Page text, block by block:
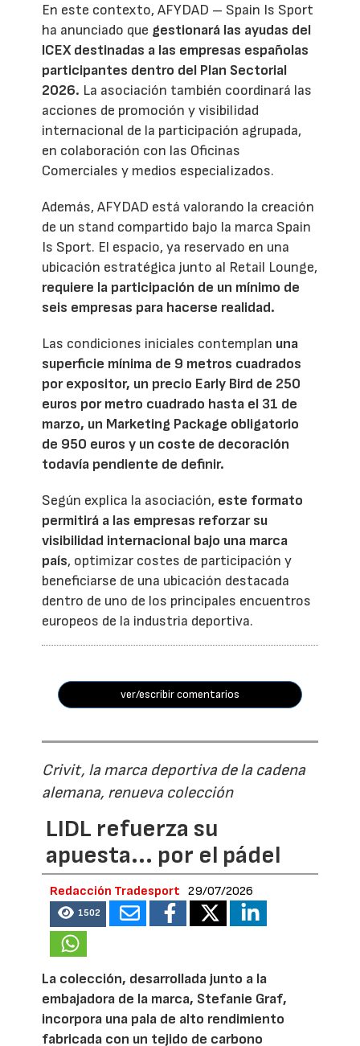
En este contexto, AFYDAD – Spain Is Sport
ha anunciado que gestionará las ayudas del
ICEX destinadas a las empresas españolas
participantes dentro del Plan Sectorial
2026. La asociación también coordinará las
acciones de promoción y visibilidad
internacional de la participación agrupada,
en colaboración con las Oficinas
Comerciales y medios especializados.
Además, AFYDAD está valorando la creación
de un stand compartido bajo la marca Spain
Is Sport. El espacio, ya reservado en una
ubicación estratégica junto al Retail Lounge,
requiere la participación de un mínimo de
seis empresas para hacerse realidad.
Las condiciones iniciales contemplan una
superficie mínima de 9 metros cuadrados
por expositor, un precio Early Bird de 250
euros por metro cuadrado hasta el 31 de
marzo, un Marketing Package obligatorio
de 950 euros y un coste de decoración
todavía pendiente de definir.
Según explica la asociación, este formato
permitirá a las empresas reforzar su
visibilidad internacional bajo una marca
país, optimizar costes de participación y
beneficiarse de una ubicación destacada
dentro de uno de los principales encuentros
europeos de la industria deportiva.
ver/escribir comentarios
Crivit, la marca deportiva de la cadena
alemana, renueva colección
LIDL refuerza su
apuesta... por el pádel
Redacción Tradesport 29/07/2026
1502
La colección, desarrollada junto a la
embajadora de la marca, Stefanie Graf,
incorpora una pala de alto rendimiento
fabricada con un tejido de carbono